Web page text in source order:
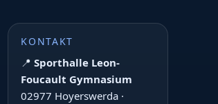
KONTAKT
📍Sporthalle Leon-
Foucault Gymnasium
02977 Hoyerswerda ·